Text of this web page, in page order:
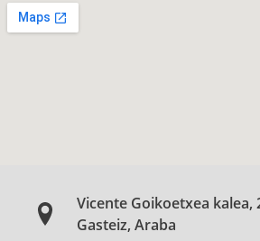
Vicente Goikoetxea kalea,
Gasteiz, Araba